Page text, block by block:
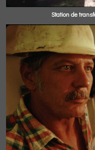
Station de